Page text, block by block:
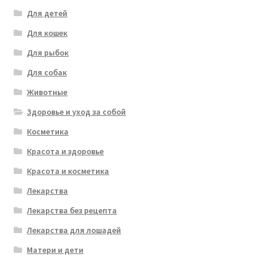
Для детей
Для кошек
Для рыбок
Для собак
Животные
Здоровье и уход за собой
Косметика
Красота и здоровье
Красота и косметика
Лекарства
Лекарства без рецепта
Лекарства для лошадей
Матери и дети